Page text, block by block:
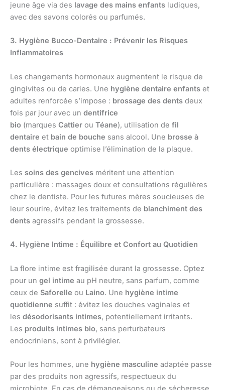
jeune âge via des lavage des mains enfants ludiques,
avec des savons colorés ou parfumés.
3. Hygiène Bucco-Dentaire : Prévenir les Risques
Inflammatoires
Les changements hormonaux augmentent le risque de
gingivites ou de caries. Une hygiène dentaire enfants et
adultes renforcée s’impose : brossage des dents deux
fois par jour avec un dentifrice
bio (marques Cattier ou Téane), utilisation de fil
dentaire et bain de bouche sans alcool. Une brosse à
dents électrique optimise l’élimination de la plaque.
Les soins des gencives méritent une attention
particulière : massages doux et consultations régulières
chez le dentiste. Pour les futures mères soucieuses de
leur sourire, évitez les traitements de blanchiment des
dents agressifs pendant la grossesse.
4. Hygiène Intime : Équilibre et Confort au Quotidien
La flore intime est fragilisée durant la grossesse. Optez
pour un gel intime au pH neutre, sans parfum, comme
ceux de Saforelle ou Laino. Une hygiène intime
quotidienne suffit : évitez les douches vaginales et
les désodorisants intimes, potentiellement irritants.
Les produits intimes bio, sans perturbateurs
endocriniens, sont à privilégier.
Pour les hommes, une hygiène masculine adaptée passe
par des produits non agressifs, respectueux du